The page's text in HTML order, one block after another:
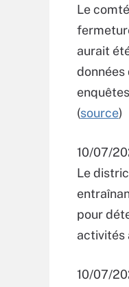
Le
aurait
données
(source)
10/07/
Le
pour
activités
10/07/